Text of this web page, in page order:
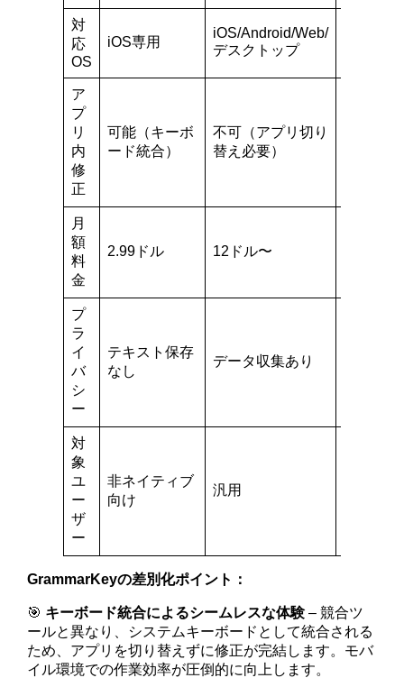
対
応
OS
iOS専用
iOS/Android/Web/
デスクトップ
ア
プ
リ
内
修
正
可能（キーボ
ード統合）
不可（アプリ切り
替え必要）
月
額
料
金
2.99ドル 12ドル〜
プ
ラ
イ
バ
シ
ー
テキスト保存
なし
データ収集あり
対
象
ユ
ー
ザ
ー
非ネイティブ
向け
汎用
GrammarKeyの差別化ポイント：
🎯 キーボード統合によるシームレスな体験– 競合ツ
ールと異なり、システムキーボードとして統合される
ため、アプリを切り替えずに修正が完結します。モバ
イル環境での作業効率が圧倒的に向上します。